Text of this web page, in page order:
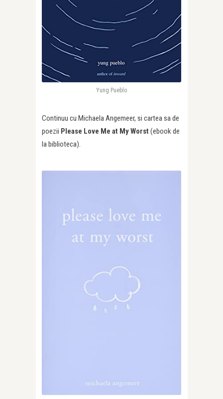
Yung Pueblo
Continuu cu Michaela Angemeer, si cartea sa de
poezii Please Love Me at My Worst (ebook de
la biblioteca).